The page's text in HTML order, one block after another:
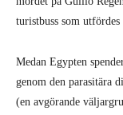
turistbuss som utfördes
Medan Egypten
genom den parasitära
(en avgörande